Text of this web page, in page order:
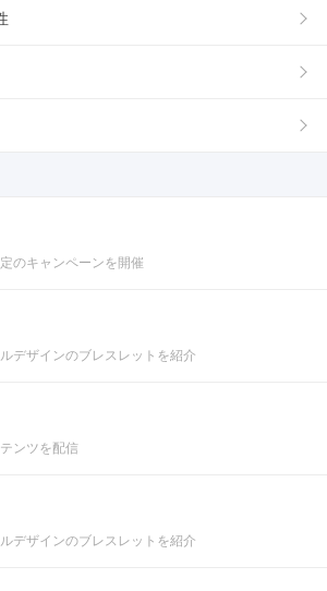
のキャンペーンを開催
デザインのブレスレットを紹介
ンツを配信
デザインのブレスレットを紹介